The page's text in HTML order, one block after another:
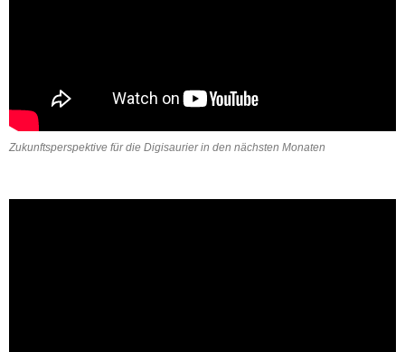
Zukunftsperspektive für die Digisaurier in den nächsten Monaten